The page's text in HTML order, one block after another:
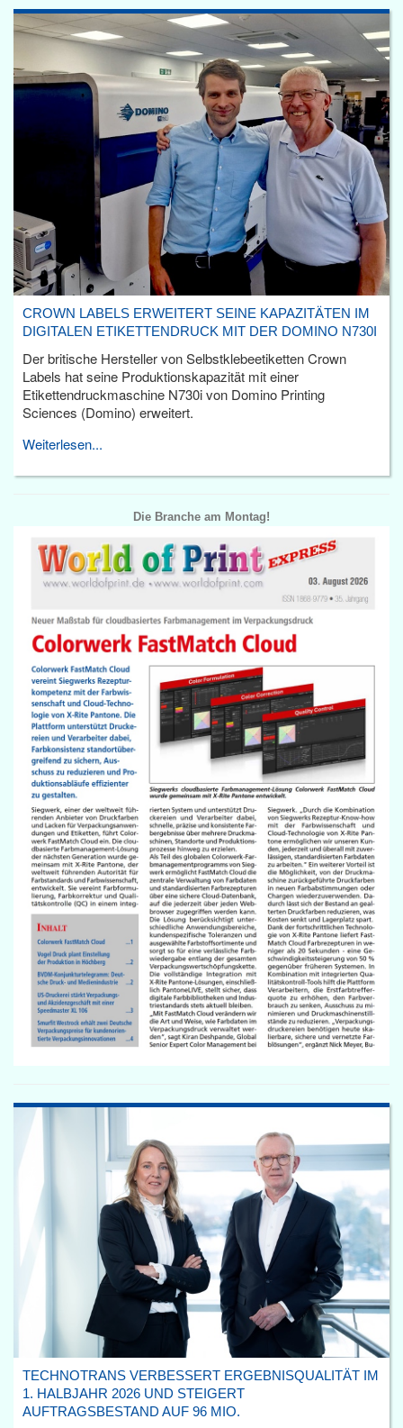
CROWN LABELS ERWEITERT SEINE KAPAZITÄTEN IM
DIGITALEN ETIKETTENDRUCK MIT DER DOMINO N730I
Der britische Hersteller von Selbstklebeetiketten Crown
Labels hat seine Produktionskapazität mit einer
Etikettendruckmaschine N730i von Domino Printing
Sciences (Domino) erweitert.
Weiterlesen...
Die Branche am Montag!
TECHNOTRANS VERBESSERT ERGEBNISQUALITÄT IM
1. HALBJAHR 2026 UND STEIGERT
AUFTRAGSBESTAND AUF 96 MIO.